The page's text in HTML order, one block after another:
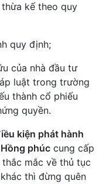
kế theo quy
quy định;
của nhà đầu tư
luật trong trường
thành cổ phiếu
quyền.
kiện phát hành
phúc cung cấp
mắc về thủ tục
thì đừng quên